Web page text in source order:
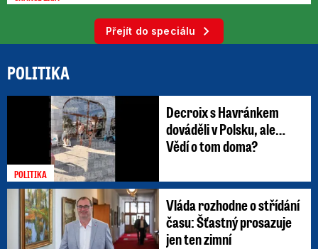
Přejít do speciálu
POLITIKA
POLITIKA
Decroix s Havránkem
dováděli v Polsku, ale…
Vědí o tom doma?
Vláda rozhodne o střídání
času: Šťastný prosazuje
jen ten zimní